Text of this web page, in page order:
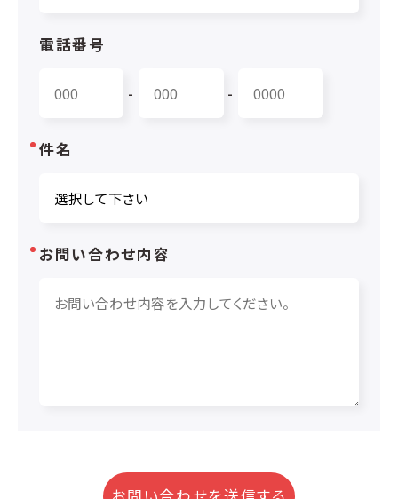
電話番号
- -
件名
お問い合わせ内容